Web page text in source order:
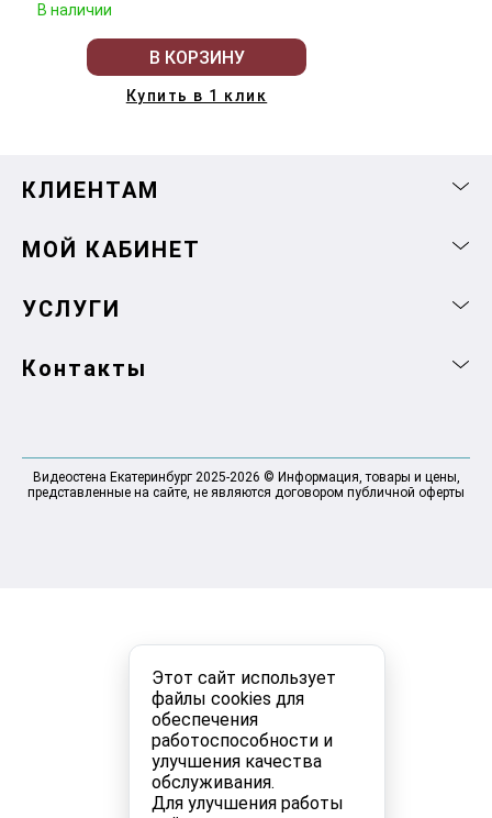
Этот сайт использует
файлы cookies для
обеспечения
работоспособности и
улучшения качества
обслуживания.
Для улучшения работы
В наличии
В КОРЗИНУ
Купить в 1 клик
КЛИЕНТАМ
МОЙ КАБИНЕТ
УСЛУГИ
Контакты
Видеостена Екатеринбург 2025-2026 © Информация, товары и цены,
представленные на сайте, не являются договором публичной оферты